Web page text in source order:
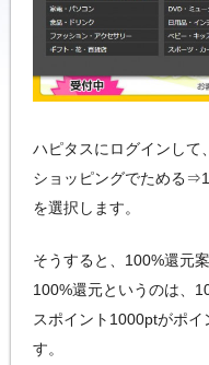
ハピタスにログインして、
ショッピングでためる
を選択します。
そうすると、100%還元
100%還元というのは、
スポイント1000ptがポ
す。